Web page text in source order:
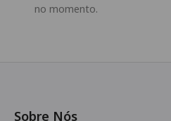
no momento.
Sobre Nós